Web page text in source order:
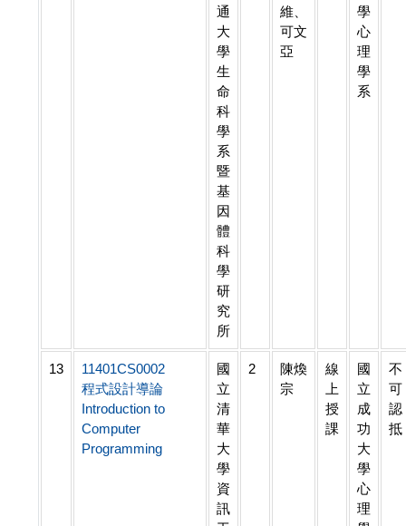
通
大
學
生
命
科
學
系
暨
基
因
體
科
學
研
究
所
維、
可文
亞
學
心
理
學
系
13
11401CS0002
程式設計導論
Introduction to
Computer
Programming
國
立
清
華
大
學
資
訊
2
陳煥
宗
線
上
授
課
國
立
成
功
大
學
心
理
不
可
認
抵